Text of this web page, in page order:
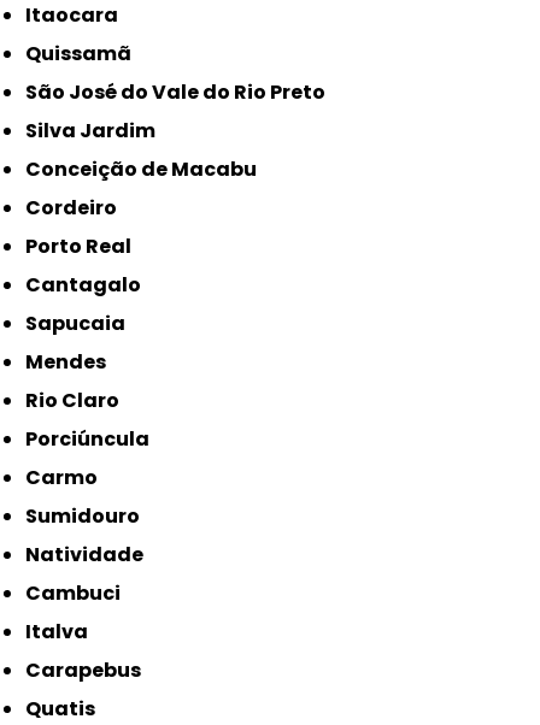
Itaocara
Quissamã
São José do Vale do Rio Preto
Silva Jardim
Conceição de Macabu
Cordeiro
Porto Real
Cantagalo
Sapucaia
Mendes
Rio Claro
Porciúncula
Carmo
Sumidouro
Natividade
Cambuci
Italva
Carapebus
Quatis